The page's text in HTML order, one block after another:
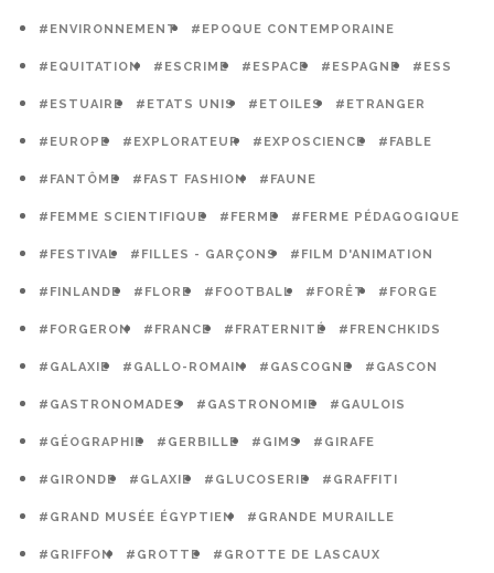
#ENVIRONNEMENT #EPOQUE CONTEMPORAINE
#EQUITATION #ESCRIME #ESPACE #ESPAGNE #ESS
#ESTUAIRE #ETATS UNIS #ETOILES #ETRANGER
#EUROPE #EXPLORATEUR #EXPOSCIENCE #FABLE
#FANTÔME #FAST FASHION #FAUNE
#FEMME SCIENTIFIQUE #FERME #FERME PÉDAGOGIQUE
#FESTIVAL #FILLES - GARÇONS #FILM D'ANIMATION
#FINLANDE #FLORE #FOOTBALL #FORÊT #FORGE
#FORGERON #FRANCE #FRATERNITÉ #FRENCHKIDS
#GALAXIE #GALLO-ROMAIN #GASCOGNE #GASCON
#GASTRONOMADES #GASTRONOMIE #GAULOIS
#GÉOGRAPHIE #GERBILLE #GIMS #GIRAFE
#GIRONDE #GLAXIE #GLUCOSERIE #GRAFFITI
#GRAND MUSÉE ÉGYPTIEN #GRANDE MURAILLE
#GRIFFON #GROTTE #GROTTE DE LASCAUX